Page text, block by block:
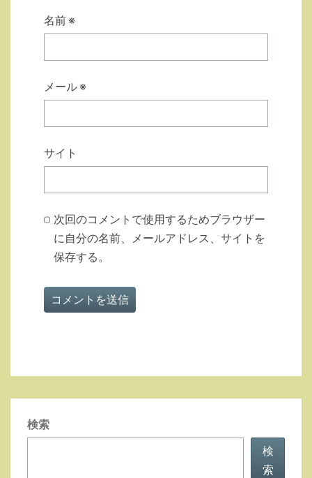
名前 ※
メール ※
サイト
次回のコメントで使用するためブラウザー
に自分の名前、メールアドレス、サイトを
保存する。
検索
検
索